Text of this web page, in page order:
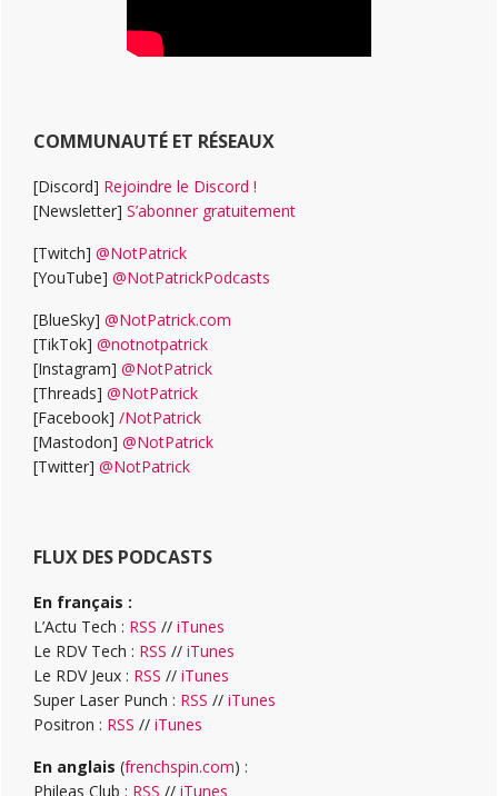
COMMUNAUTÉ ET RÉSEAUX
[Discord] Rejoindre le Discord !
[Newsletter] S’abonner gratuitement
[Twitch] @NotPatrick
[YouTube] @NotPatrickPodcasts
[BlueSky] @NotPatrick.com
[TikTok] @notnotpatrick
[Instagram] @NotPatrick
[Threads] @NotPatrick
[Facebook] /NotPatrick
[Mastodon] @NotPatrick
[Twitter] @NotPatrick
FLUX DES PODCASTS
En français :
L’Actu Tech : RSS // iTunes
Le RDV Tech : RSS // iTunes
Le RDV Jeux : RSS // iTunes
Super Laser Punch : RSS // iTunes
Positron : RSS // iTunes
En anglais (frenchspin.com) :
Phileas Club : RSS // iTunes